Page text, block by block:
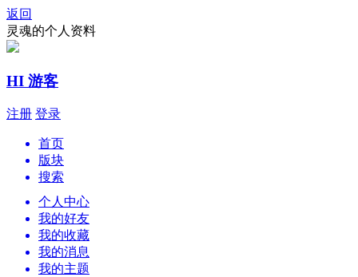
返回
灵魂的个人资料
HI 游客
注册 登录
首页
版块
搜索
个人中心
我的好友
我的收藏
我的消息
我的主题